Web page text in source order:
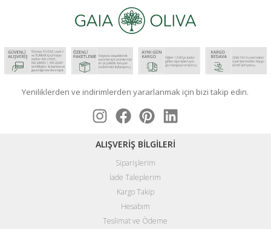
Yeniliklerden ve indirimlerden yararlanmak için bizi takip edin.
ALIŞVERİŞ BİLGİLERİ
Siparişlerim
İade Taleplerim
Kargo Takip
Hesabım
Teslimat ve Ödeme